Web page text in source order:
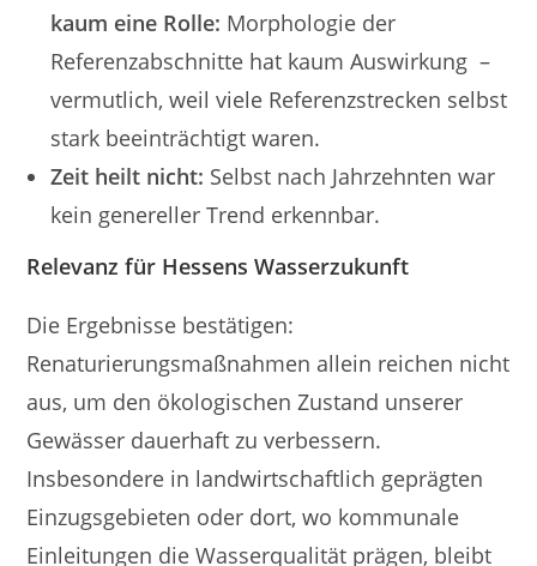
kaum eine Rolle: Morphologie der
Referenzabschnitte hat kaum Auswirkung –
vermutlich, weil viele Referenzstrecken selbst
stark beeinträchtigt waren.
Zeit heilt nicht: Selbst nach Jahrzehnten war
kein genereller Trend erkennbar.
Relevanz für Hessens Wasserzukunft
Die Ergebnisse bestätigen:
Renaturierungsmaßnahmen allein reichen nicht
aus, um den ökologischen Zustand unserer
Gewässer dauerhaft zu verbessern.
Insbesondere in landwirtschaftlich geprägten
Einzugsgebieten oder dort, wo kommunale
Einleitungen die Wasserqualität prägen, bleibt